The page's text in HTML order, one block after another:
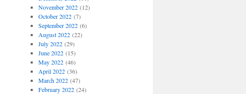
November 2022(12)
October 2022(7)
September 2022(6)
August 2022(22)
July 2022(29)
June 2022(15)
May 2022(46)
April 2022(36)
March 2022(47)
February 2022(24)